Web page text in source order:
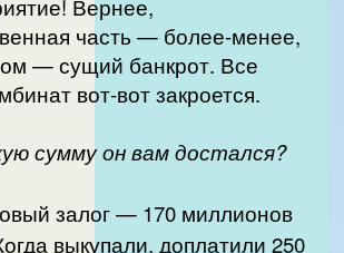
Вернее,
часть — более-менее,
— сущий банкрот. Все
вот-вот закроется.
сумму он вам достался?
залог — 170 миллионов
выкупали, доплатили 250